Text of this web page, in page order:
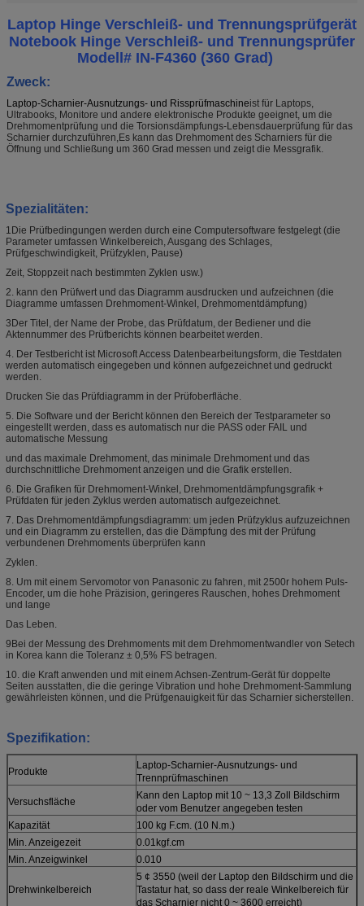
Laptop Hinge Verschleiß- und Trennungsprüfgerät
Notebook Hinge Verschleiß- und Trennungsprüfer
Modell# IN-F4360 (360 Grad)
Zweck:
Laptop-Scharnier-Ausnutzungs- und Rissprüfmaschineist für Laptops,
Ultrabooks, Monitore und andere elektronische Produkte geeignet, um die
Drehmomentprüfung und die Torsionsdämpfungs-Lebensdauerprüfung für das
Scharnier durchzuführen,Es kann das Drehmoment des Scharniers für die
Öffnung und Schließung um 360 Grad messen und zeigt die Messgrafik.
Spezialitäten:
1Die Prüfbedingungen werden durch eine Computersoftware festgelegt (die
Parameter umfassen Winkelbereich, Ausgang des Schlages,
Prüfgeschwindigkeit, Prüfzyklen, Pause)
Zeit, Stoppzeit nach bestimmten Zyklen usw.)
2. kann den Prüfwert und das Diagramm ausdrucken und aufzeichnen (die
Diagramme umfassen Drehmoment-Winkel, Drehmomentdämpfung)
3Der Titel, der Name der Probe, das Prüfdatum, der Bediener und die
Aktennummer des Prüfberichts können bearbeitet werden.
4. Der Testbericht ist Microsoft Access Datenbearbeitungsform, die Testdaten
werden automatisch eingegeben und können aufgezeichnet und gedruckt
werden.
Drucken Sie das Prüfdiagramm in der Prüfoberfläche.
5. Die Software und der Bericht können den Bereich der Testparameter so
eingestellt werden, dass es automatisch nur die PASS oder FAIL und
automatische Messung
und das maximale Drehmoment, das minimale Drehmoment und das
durchschnittliche Drehmoment anzeigen und die Grafik erstellen.
6. Die Grafiken für Drehmoment-Winkel, Drehmomentdämpfungsgrafik +
Prüfdaten für jeden Zyklus werden automatisch aufgezeichnet.
7. Das Drehmomentdämpfungsdiagramm: um jeden Prüfzyklus aufzuzeichnen
und ein Diagramm zu erstellen, das die Dämpfung des mit der Prüfung
verbundenen Drehmoments überprüfen kann
Zyklen.
8. Um mit einem Servomotor von Panasonic zu fahren, mit 2500r hohem Puls-
Encoder, um die hohe Präzision, geringeres Rauschen, hohes Drehmoment
und lange
Das Leben.
9Bei der Messung des Drehmoments mit dem Drehmomentwandler von Setech
in Korea kann die Toleranz ± 0,5% FS betragen.
10. die Kraft anwenden und mit einem Achsen-Zentrum-Gerät für doppelte
Seiten ausstatten, die die geringe Vibration und hohe Drehmoment-Sammlung
gewährleisten können, und die Prüfgenauigkeit für das Scharnier sicherstellen.
Spezifikation:
Produkte
Laptop-Scharnier-Ausnutzungs- und
Trennprüfmaschinen
Versuchsfläche
Kann den Laptop mit 10 ~ 13,3 Zoll Bildschirm
oder vom Benutzer angegeben testen
Kapazität
100 kg F.cm. (10 N.m.)
Min. Anzeigezeit
0.01kgf.cm
Min. Anzeigwinkel
0.010
Drehwinkelbereich
5 ¢ 3550 (weil der Laptop den Bildschirm und die
Tastatur hat, so dass der reale Winkelbereich für
das Scharnier nicht 0 ~ 3600 erreicht)